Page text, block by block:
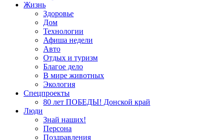
Жизнь
Здоровье
Дом
Технологии
Афиша недели
Авто
Отдых и туризм
Благое дело
В мире животных
Экология
Спецпроекты
80 лет ПОБЕДЫ! Донской край
Люди
Знай наших!
Персона
Поздравления